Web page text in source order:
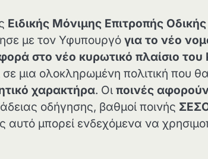
Ειδικής Μόνιμης Επιτροπής
με τον Υφυπουργό για το νέο
στο νέο κυρωτικό πλαίσιο
σε μια ολοκληρωμένη πολιτική που
χαρακτήρα. Οι ποινές
οδήγησης, βαθμοί ποινής
μπορεί ενδεχόμενα να